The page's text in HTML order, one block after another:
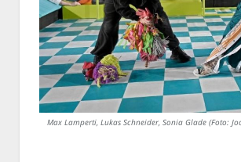
Max Lamperti, Lukas Schneider, Sonia Glade (Foto: